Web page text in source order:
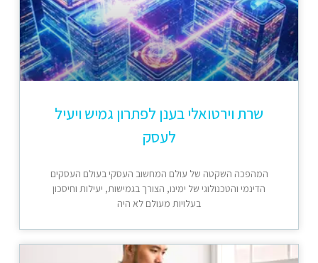
שרת וירטואלי בענן לפתרון גמיש ויעיל
לעסק
המהפכה השקטה של עולם המחשוב העסקי בעולם העסקים
הדינמי והטכנולוגי של ימינו, הצורך בגמישות, יעילות וחיסכון
בעלויות מעולם לא היה